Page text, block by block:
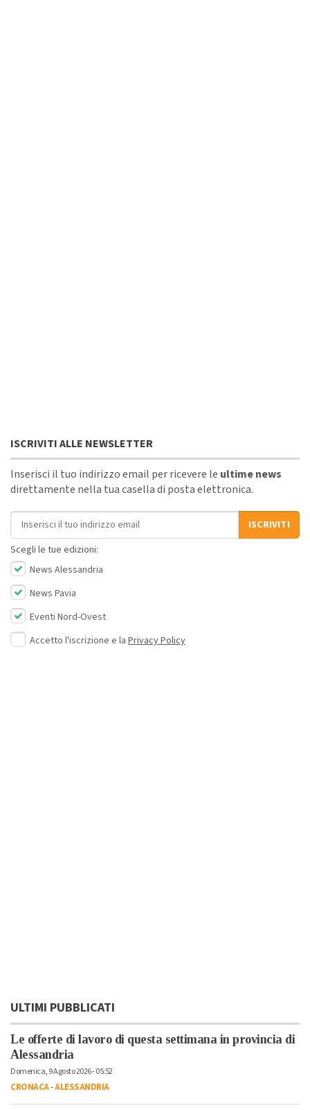
ISCRIVITI ALLE NEWSLETTER
Inserisci il tuo indirizzo email per ricevere le ultime news
direttamente nella tua casella di posta elettronica.
Indirizzo email
ISCRIVITI
Scegli le tue edizioni:
News Alessandria
News Pavia
Eventi Nord-Ovest
Accetto l'iscrizione e la Privacy Policy
ULTIMI PUBBLICATI
Le offerte di lavoro di questa settimana in provincia di
Alessandria
Domenica, 9 Agosto 2026 - 05:52
CRONACA-ALESSANDRIA